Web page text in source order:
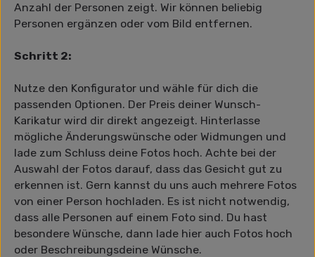
Anzahl der Personen zeigt. Wir können beliebig
Personen ergänzen oder vom Bild entfernen.
Schritt 2:
Nutze den Konfigurator und wähle für dich die
passenden Optionen. Der Preis deiner Wunsch-
Karikatur wird dir direkt angezeigt. Hinterlasse
mögliche Änderungswünsche oder Widmungen und
lade zum Schluss deine Fotos hoch. Achte bei der
Auswahl der Fotos darauf, dass das Gesicht gut zu
erkennen ist. Gern kannst du uns auch mehrere Fotos
von einer Person hochladen. Es ist nicht notwendig,
dass alle Personen auf einem Foto sind. Du hast
besondere Wünsche, dann lade hier auch Fotos hoch
oder Beschreibungsdeine Wünsche.